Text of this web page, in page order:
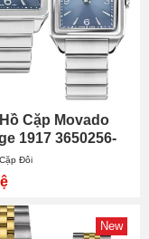
Cặp Movado
1917 3650256-
Đôi
New